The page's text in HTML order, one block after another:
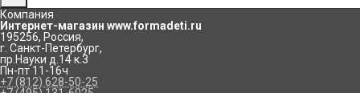
Компания
Интернет-магазин www.formadeti.ru
195256, Россия,
г. Санкт-Петербург,
пр.Науки д.14 к.3
Пн-пт 11-16ч
+7 (812) 628-50-25